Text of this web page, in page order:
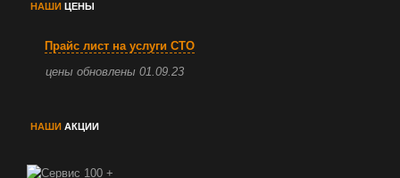
НАШИ ЦЕНЫ
Прайс лист на услуги СТО
цены обновлены 01.09.23
НАШИ АКЦИИ